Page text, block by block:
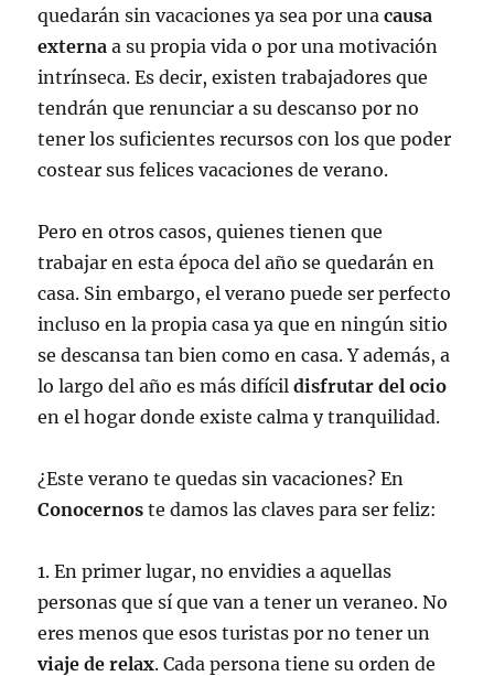
quedarán sin vacaciones ya sea por unacausa
externa a su propia vida o por una motivación
intrínseca. Es decir, existen trabajadores que
tendrán que renunciar a su descanso por no
tener los suficientes recursos con los que poder
costear sus felices vacaciones de verano.
Pero en otros casos, quienes tienen que
trabajar en esta época del año se quedarán en
casa. Sin embargo, el verano puede ser perfecto
incluso en la propia casa ya que en ningún sitio
se descansa tan bien como en casa. Y además, a
lo largo del año es más difícildisfrutar del ocio
en el hogar donde existe calma y tranquilidad.
¿Este verano te quedas sin vacaciones? En
Conocernos te damos las claves para ser feliz:
1. En primer lugar, no envidies a aquellas
personas que sí que van a tener un veraneo. No
eres menos que esos turistas por no tener un
viaje de relax. Cada persona tiene su orden de